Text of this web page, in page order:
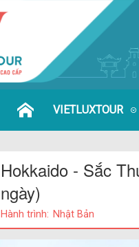
VIETLUXTOUR
Hokkaido - Sắc
ngày)
Hành trình: Nhật Bản